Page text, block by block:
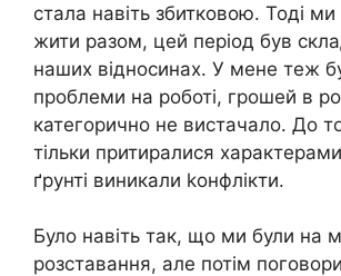
стала навіть збитковою. Тоді ми
жити разом, цей період був
наших відносинах. У мене теж
проблеми на роботі, грошей в
категорично не вистачало. До
тільки притиралися
ґрунті виникали kонфлікти.
Було навіть так, що ми були на
розставання, але потім